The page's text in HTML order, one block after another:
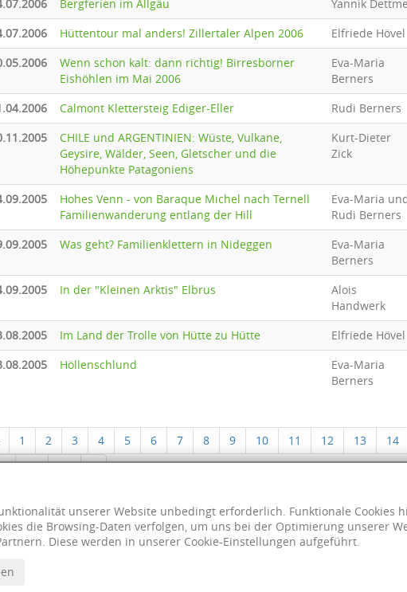
Bergferien im Allgäu Yannik
Hüttentour mal anders! Zillertaler Alpen 2006 Elfriede Hövel
Wenn schon kalt: dann richtig! Birresborner
Eishöhlen im Mai 2006
Eva-Maria
Berners
Calmont Klettersteig Ediger-Eller Rudi Berners
CHILE und ARGENTINIEN: Wüste, Vulkane,
Geysire, Wälder, Seen, Gletscher und die
Höhepunkte Patagoniens
Kurt-Dieter
Zick
Hohes Venn - von Baraque Michel nach Ternell
Familienwanderung entlang der Hill
Eva-Maria
Rudi Berners
Was geht? Familienklettern in Nideggen
Eva-Maria
Berners
In der "Kleinen Arktis" Elbrus
Alois
Handwerk
Im Land der Trolle von Hütte zu Hütte Elfriede Hövel
Höllenschlund
Eva-Maria
Berners
1 2 3 4 5 6 7 8 9 10 11 12 13 14
19 20
»
unserer Website unbedingt erforderlich. Funktionale Cookies
die Browsing-Daten verfolgen, um uns bei der Optimierung unserer
Diese werden in unserer Cookie-Einstellungen aufgeführt.